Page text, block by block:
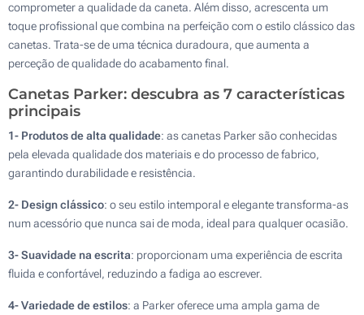
comprometer a qualidade da caneta. Além disso, acrescenta um
toque profissional que combina na perfeição com o estilo clássico das
canetas. Trata-se de uma técnica duradoura, que aumenta a
perceção de qualidade do acabamento final.
Canetas Parker: descubra as 7 características
principais
1- Produtos de alta qualidade: as canetas Parker são conhecidas
pela elevada qualidade dos materiais e do processo de fabrico,
garantindo durabilidade e resistência.
2- Design clássico: o seu estilo intemporal e elegante transforma-as
num acessório que nunca sai de moda, ideal para qualquer ocasião.
3- Suavidade na escrita: proporcionam uma experiência de escrita
fluida e confortável, reduzindo a fadiga ao escrever.
4- Variedade de estilos: a Parker oferece uma ampla gama de